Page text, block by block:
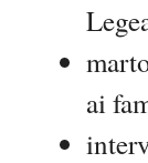
ai